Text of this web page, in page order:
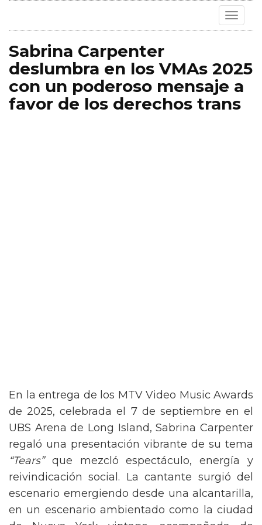
Toggle
Sabrina Carpenter
deslumbra en los VMAs 2025
con un poderoso mensaje a
favor de los derechos trans
En la entrega de los MTV Video Music Awards
de 2025, celebrada el 7 de septiembre en el
UBS Arena de Long Island, Sabrina Carpenter
regaló una presentación vibrante de su tema
“Tears”que mezcló espectáculo, energía y
reivindicación social. La cantante surgió del
escenario emergiendo desde una alcantarilla,
en un escenario ambientado como la ciudad